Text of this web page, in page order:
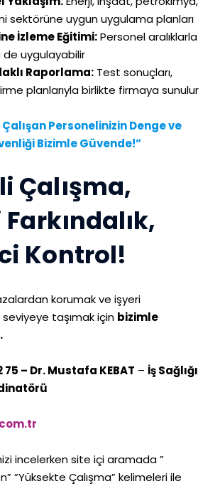
sektörüne uygun uygulama planları
İzleme Eğitimi:Personel aralıklarla
uygulayabilir
Raporlama:Test sonuçları,
planlarıyla birlikte firmaya sunulur
Personelinizin Denge ve
Bizimle Güvende!”
Çalışma,
Kontrol!
korumak ve işyeri
taşımak için bizimle
75 – Dr. Mustafa KEBAT – İş Sağlığı
incelerken site içi aramada ”
”Yüksekte Çalışma” kelimeleri ile